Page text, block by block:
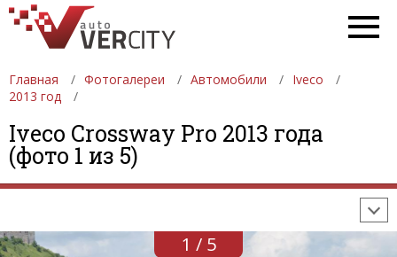
Главная Фотогалереи Автомобили
Iveco
2013 год
Iveco Crossway Pro 2013 года
(фото 1 из 5)
ФОТОГАЛЕРЕИ АВТОМОБИЛИ
ДЕВУШКИ
АВТОСАЛОНЫ
ФОРМУЛА-1
1 / 5